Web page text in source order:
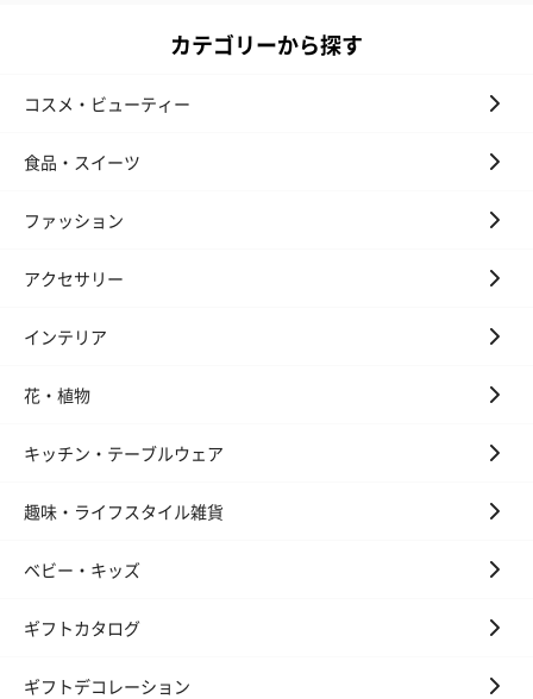
ハンドタオル・ハンカチ
の＋αにおすすめです。
花束ハンドタオル（ピ
花束ハンドタ
キャンドル・お香を同梱してお届けいたします。
カテゴリーから探す
コスメ・ビューティー
食品・スイーツ
ファッション
アクセサリー
インテリア
花・植物
キッチン・テーブルウェア
趣味・ライフスタイル雑貨
ベビー・キッズ
ギフトカタログ
ギフトデコレーション